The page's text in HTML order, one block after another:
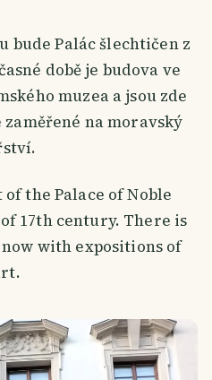
bude Palác šlechtičen z
době je budova ve
muzea a jsou zde
na moravský
the Palace of Noble
17th century. There is
with expositions of